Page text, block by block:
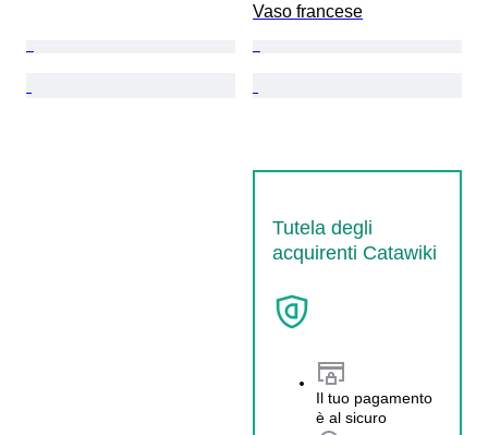
Vaso francese
Tutela degli
acquirenti Catawiki
Il tuo pagamento
è al sicuro